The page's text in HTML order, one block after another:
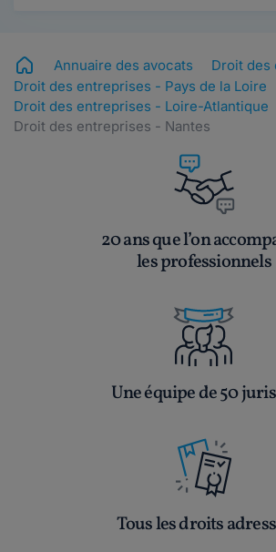
Annuaire des avocats
Droit des
Droit des entreprises - Pays de la Loire
Droit des entreprises - Loire-Atlantique
Droit des entreprises - Nantes
20 ans que l’on
les professionnels
Une équipe de 50
Tous les droits